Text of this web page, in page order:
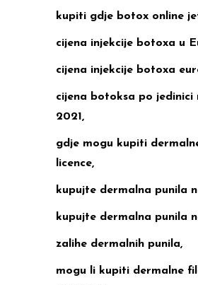
kupiti gdje botox online
cijena injekcije botoxa u
cijena injekcije botoxa
cijena botoksa po jedinici
2021,
gdje mogu kupiti
licence,
kupujte dermalna punila
kupujte dermalna punila
zalihe dermalnih punila,
mogu li kupiti dermalne